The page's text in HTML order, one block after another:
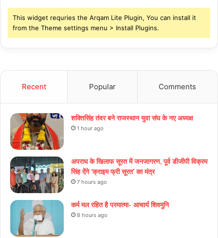
This widget requries the Arqam Lite Plugin, You can install it
from the Theme settings menu > Install Plugins.
Recent Popular Comments
शक्तिसिंह तंवर बने राजस्थान युवा संघ के नए अध्यक्ष
1 hour ago
अपराध के खिलाफ सूरत में जनजागरण, पूर्व डीजीपी विक्रम
सिंह देंगे ‘क्राइम फ्री सूरत’ का मंत्र
7 hours ago
कर्म मल रहित है परमात्मा- आचार्य शिवमुनि
8 hours ago